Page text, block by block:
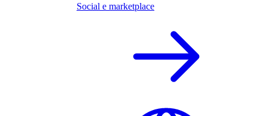
Social e marketplace